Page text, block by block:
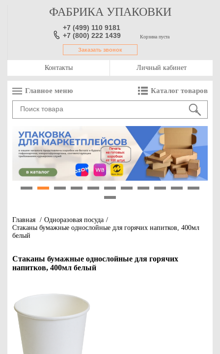
ФАБРИКА УПАКОВКИ
+7 (499) 110 9181
+7 (800) 222 1439
Заказать звонок
Корзина пуста
Контакты Личный кабинет
Главное меню Каталог товаров
Главная / Одноразовая посуда /
Стаканы бумажные однослойные для горячих напитков, 400мл
белый
Стаканы бумажные однослойные для горячих
напитков, 400мл белый